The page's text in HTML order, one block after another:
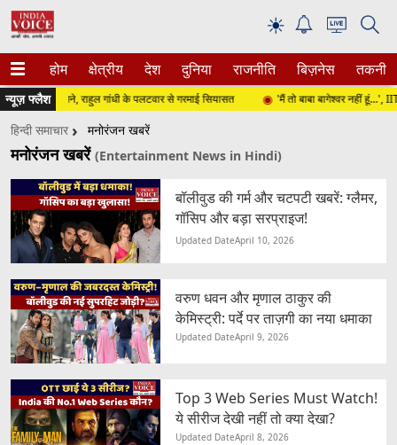
☀
होम क्षेत्रीय देश दुनिया राजनीति बिज़नेस तकनीक
न्यूज़ फ्लैश
आमने-सामने, राहुल गांधी के पलटवार से गरमाई सियासत 'मैं तो बाबा बागेश्वर नहीं हूं...', IIT
हिन्दी समाचार मनोरंजन खबरें
मनोरंजन खबरें (Entertainment News in Hindi)
बॉलीवुड की गर्म और चटपटी खबरें: ग्लैमर,
गॉसिप और बड़ा सरप्राइज!
Updated DateApril 10, 2026
वरुण धवन और मृणाल ठाकुर की
केमिस्ट्री: पर्दे पर ताज़गी का नया धमाका
Updated DateApril 9, 2026
Top 3 Web Series Must Watch!
ये सीरीज देखी नहीं तो क्या देखा?
Updated DateApril 8, 2026